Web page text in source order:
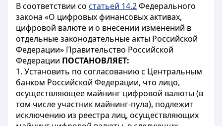
В соответствии со статьей 14.2Федерального
закона «О цифровых финансовых активах,
цифровой валюте и о внесении изменений в
отдельные законодательные акты Российской
Федерации» Правительство Российской
Федерации ПОСТАНОВЛЯЕТ:
1. Установить по согласованию с Центральным
банком Российской Федерации, что лицо,
осуществляющее майнинг цифровой валюты (в
том числе участник майнинг-пула), подлежит
исключению из реестра лиц, осуществляющих